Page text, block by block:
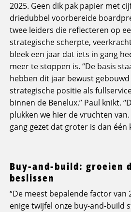
2025. Geen dik pak papier met
driedubbel voorbereide
twee leiders die reflecteren op
strategische scherpte,
bleek een jaar dat iets in gang
meer te stoppen is. “De basis
hebben dit jaar bewust gebouwd
strategische positie als
binnen de Benelux.” Paul knikt.
plukken we hier de vruchten
gang gezet dat groter is dan één
Buy-and-build: groeien
beslissen
“De meest bepalende factor van
enige twijfel onze buy-and-build